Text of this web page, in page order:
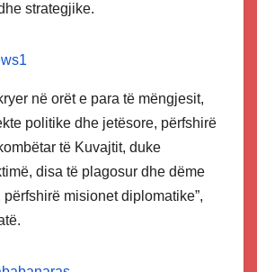
strategjike.
në orët e para të mëngjesit,
politike dhe jetësore, përfshirë
të Kuvajtit, duke
disa të plagosur dhe dëme
përfshirë misionet diplomatike”,